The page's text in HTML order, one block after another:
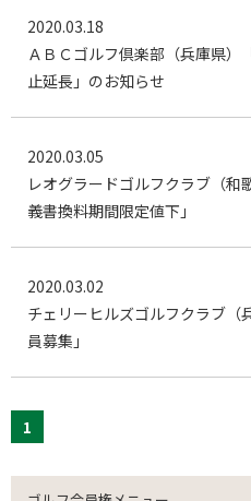
2020.03.18
ＡＢＣゴルフ倶楽部（兵庫県）
止延長」のお知らせ
2020.03.05
レオグラードゴルフクラブ（和
義書換料期間限定値下」
2020.03.02
チェリーヒルズゴルフクラブ（
員募集」
1